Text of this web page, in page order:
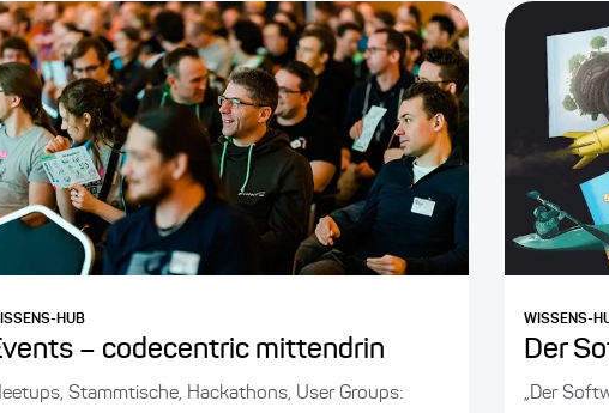
HUB
– codecentric mittendrin
Stammtische, Hackathons, User Groups:
WISSENS-
Der
„Der